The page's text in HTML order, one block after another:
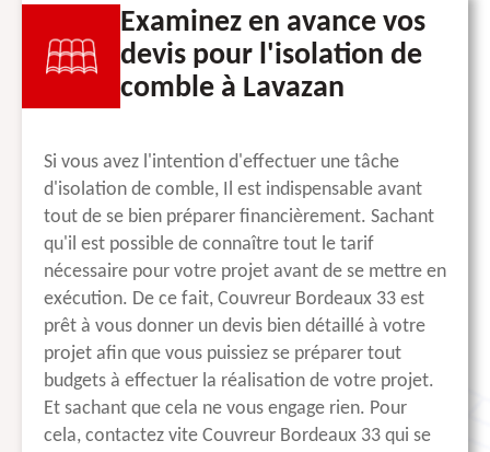
Examinez en avance vos
devis pour l'isolation de
comble à Lavazan
Si vous avez l'intention d'effectuer une tâche
d'isolation de comble, Il est indispensable avant
tout de se bien préparer financièrement. Sachant
qu'il est possible de connaître tout le tarif
nécessaire pour votre projet avant de se mettre en
exécution. De ce fait, Couvreur Bordeaux 33 est
prêt à vous donner un devis bien détaillé à votre
projet afin que vous puissiez se préparer tout
budgets à effectuer la réalisation de votre projet.
Et sachant que cela ne vous engage rien. Pour
cela, contactez vite Couvreur Bordeaux 33 qui se